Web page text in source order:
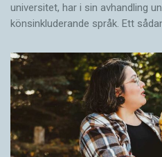
universitet, har i sin avhandling
könsinkluderande språk. Ett